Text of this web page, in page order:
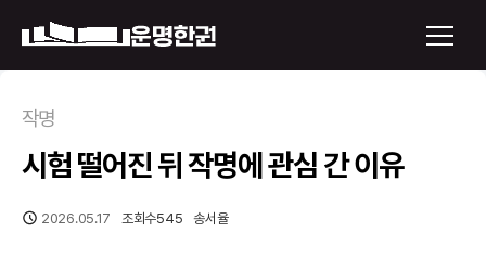
운명한권 보기
미래 배우자 얼굴
작명
시험 떨어진 뒤 작명에 관심 간 이유
2026.05.17 조회수545 송서율